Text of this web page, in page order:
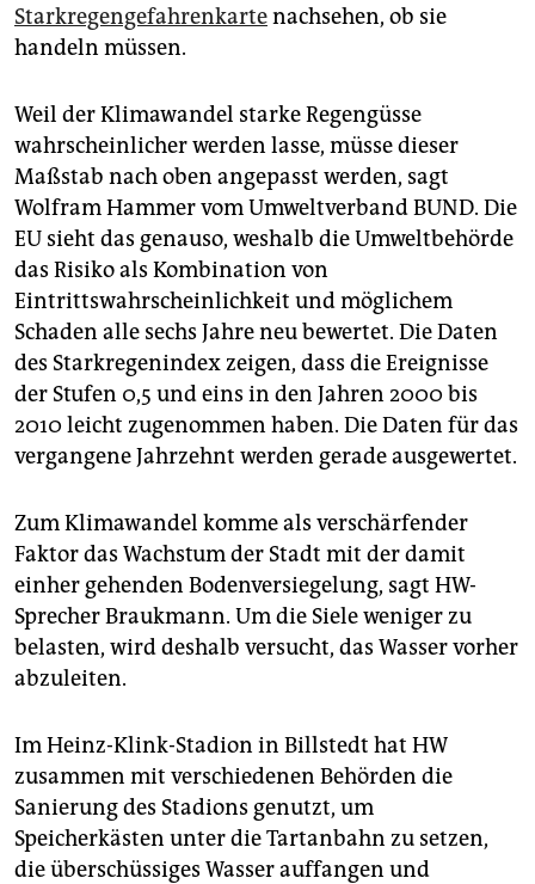
Starkregengefahrenkartenachsehen, ob sie
handeln müssen.
Weil der Klimawandel starke Regengüsse
wahrscheinlicher werden lasse, müsse dieser
Maßstab nach oben angepasst werden, sagt
Wolfram Hammer vom Umweltverband BUND. Die
EU sieht das genauso, weshalb die Umweltbehörde
das Risiko als Kombination von
Eintrittswahrscheinlichkeit und möglichem
Schaden alle sechs Jahre neu bewertet. Die Daten
des Starkregenindex zeigen, dass die Ereignisse
der Stufen 0,5 und eins in den Jahren 2000 bis
2010 leicht zugenommen haben. Die Daten für das
vergangene Jahrzehnt werden gerade ausgewertet.
Zum Klimawandel komme als verschärfender
Faktor das Wachstum der Stadt mit der damit
einher gehenden Bodenversiegelung, sagt HW-
Sprecher Braukmann. Um die Siele weniger zu
belasten, wird deshalb versucht, das Wasser vorher
abzuleiten.
Im Heinz-Klink-Stadion in Billstedt hat HW
zusammen mit verschiedenen Behörden die
Sanierung des Stadions genutzt, um
Speicherkästen unter die Tartanbahn zu setzen,
die überschüssiges Wasser auffangen und